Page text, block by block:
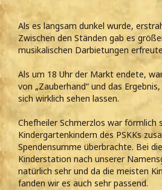
Als es langsam dunkel wurde,
Zwischen den Ständen gab es
musikalischen Darbietungen
Als um 18 Uhr der Markt endete,
von „Zauberhand“ und das
sich wirklich sehen lassen.
Chefheiler Schmerzlos war
Kindergartenkindern des PSKKs
Spendensumme überbrachte. Bei
Kinderstation nach unserer
natürlich sehr und da die meisten
fanden wir es auch sehr passend.